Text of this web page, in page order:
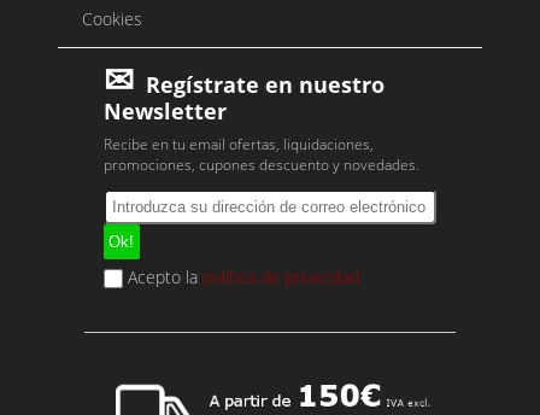
Cookies
Regístrate en nuestro
Newsletter
Recibe en tu email ofertas, liquidaciones,
promociones, cupones descuento y novedades.
Acepto la política de privacidad